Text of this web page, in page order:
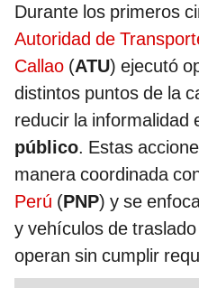
Durante los primeros
Autoridad de
Callao (ATU) ejecutó
distintos puntos de la
reducir la informalidad
público. Estas
manera coordinada
Perú (PNP) y se
y vehículos de
operan sin cumplir